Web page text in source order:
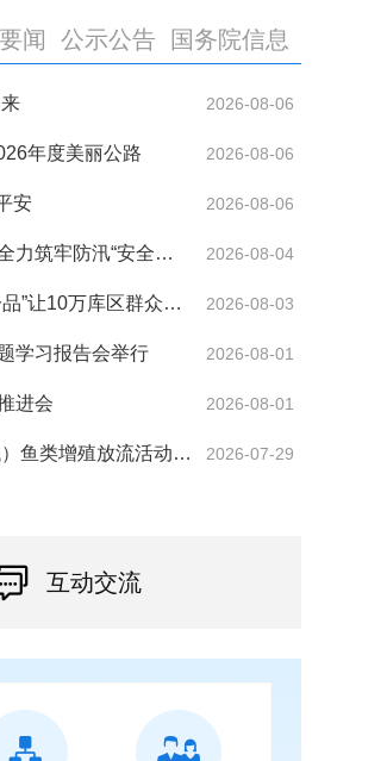
闻 公示公告 国务院信息
2026-08-06
2026-08-06
年度美丽公路
2026-08-06
安
2026-08-04
闻汛而动 向雨而行 | 商圣街道全力筑牢防汛“安全堤坝”
2026-08-03
【央视网】河南淅川：“一村一品”让10万库区群众端上“绿饭碗”
2026-08-01
学习报告会举行
2026-08-01
进会
2026-07-29
2026年丹江口水库（淅川水域）鱼类增殖放流活动举行
互动交流